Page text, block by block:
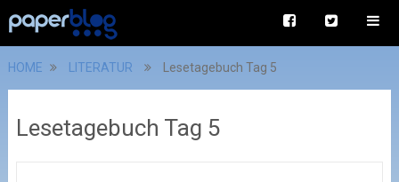
HOME LITERATUR Lesetagebuch Tag 5
Lesetagebuch Tag 5